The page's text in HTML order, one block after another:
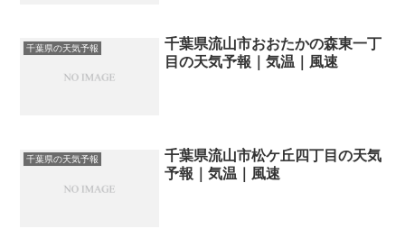
千葉県の天気予報
千葉県流山市おおたかの森東一丁
目の天気予報｜気温｜風速
千葉県の天気予報
千葉県流山市松ケ丘四丁目の天気
予報｜気温｜風速